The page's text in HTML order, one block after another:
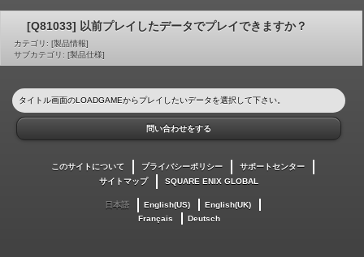
[Q81033] 以前プレイしたデータでプレイできますか？
カテゴリ: [製品情報]
サブカテゴリ: [製品仕様]
タイトル画面のLOADGAMEからプレイしたいデータを選択して下さい。
問い合わせをする
このサイトについて プライバシーポリシー
サポートセンター
サイトマップ
SQUARE ENIX GLOBAL
日本語 English(US)
English(UK)
Français
Deutsch